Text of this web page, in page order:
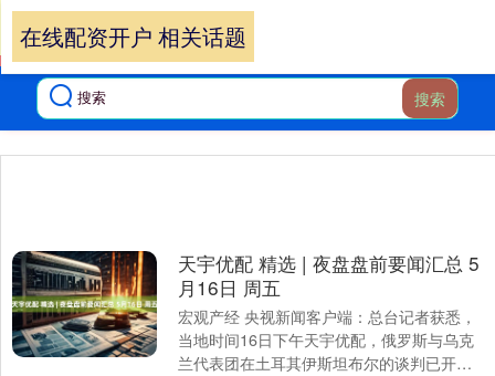
搜索
在线配资开户 相关话题
天宇优配 精选 | 夜盘盘前要闻汇总 5
月16日 周五
宏观产经 央视新闻客户端：总台记者获悉，
当地时间16日下午天宇优配，俄罗斯与乌克
兰代表团在土耳其伊斯坦布尔的谈判已开